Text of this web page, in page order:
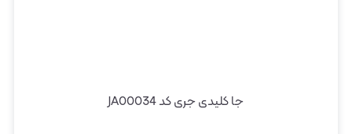
جا کلیدی جری کد JA00034